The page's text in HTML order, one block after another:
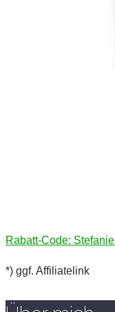
Rabatt-Code:
*) ggf. Affiliatelink